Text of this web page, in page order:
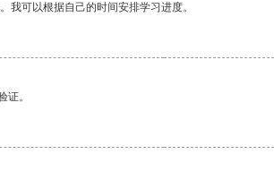
我可以根据自己的时间安排学习进度。
。